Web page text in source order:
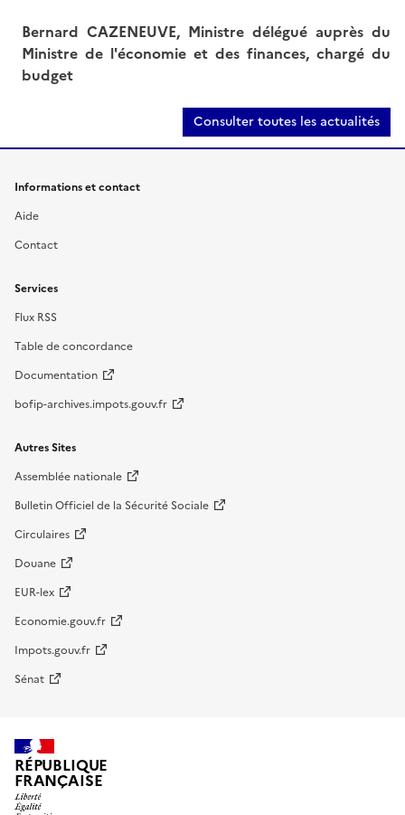
Bernard CAZENEUVE, Ministre délégué auprès du
Ministre de l'économie et des finances, chargé du
budget
Consulter toutes les actualités
Informations et contact
Aide
Contact
Services
Flux RSS
Table de concordance
Documentation
bofip-archives.impots.gouv.fr
Autres Sites
Assemblée nationale
Bulletin Officiel de la Sécurité Sociale
Circulaires
Douane
EUR-lex
Economie.gouv.fr
Impots.gouv.fr
Sénat
RÉPUBLIQUE
FRANÇAISE